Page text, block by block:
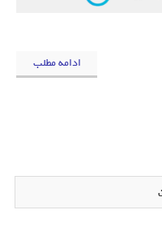
ادامه مطلب